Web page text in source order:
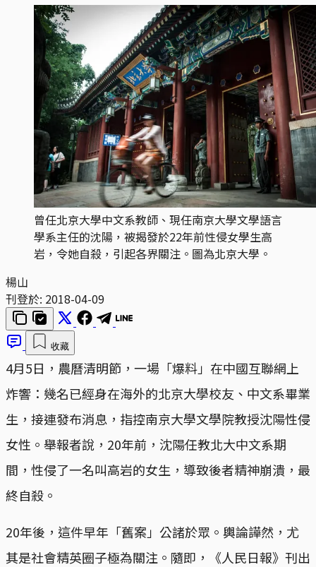
曾任北京大學中文系教師、現任南京大學文學語言
學系主任的沈陽，被揭發於22年前性侵女學生高
岩，令她自殺，引起各界關注。圖為北京大學。
楊山
刊登於: 2018-04-09
收藏
4月5日，農曆清明節，一場「爆料」在中國互聯網上
炸響：幾名已經身在海外的北京大學校友、中文系畢業
生，接連發布消息，指控南京大學文學院教授沈陽性侵
女性。舉報者說，20年前，沈陽任教北大中文系期
間，性侵了一名叫高岩的女生，導致後者精神崩潰，最
終自殺。
20年後，這件早年「舊案」公諸於眾。輿論譁然，尤
其是社會精英圈子極為關注。隨即，《人民日報》刊出